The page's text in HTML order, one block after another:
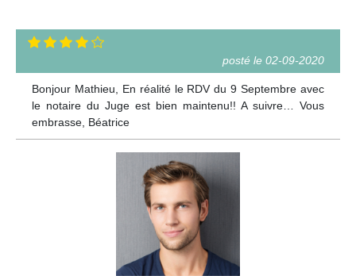
posté le 02-09-2020
Bonjour Mathieu, En réalité le RDV du 9 Septembre avec
le notaire du Juge est bien maintenu!! A suivre… Vous
embrasse, Béatrice